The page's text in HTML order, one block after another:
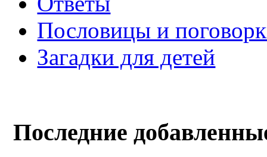
Пословицы и
Загадки для детей
Последние